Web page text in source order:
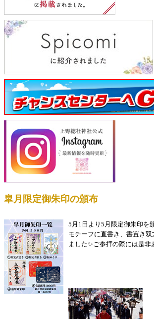
皐月限定御朱印の頒布
5月1日より5月限定御朱印を
モチーフに直書き、書置き双
ました✨ご参拝の際には是非